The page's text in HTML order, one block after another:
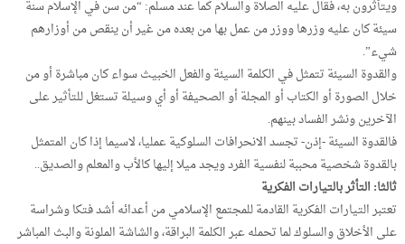
ويتأثرون به، فقال عليه الصلاة والسلام كما عند مسلم: “من سن في الإسلام سنة
سيئة كان عليه وزرها ووزر من عمل بها من بعده من غير أن ينقص من أوزارهم
شيء”.
والقدوة السيئة تتمثل في الكلمة السيئة والفعل الخبيث سواء كان مباشرة أو من
خلال الصورة أو الكتاب أو المجلة أو الصحيفة أو أي وسيلة تستغل للتأثير على
الآخرين ونشر الفساد بينهم.
فالقدوة السيئة -إذن- تجسد الانحرافات السلوكية عمليا، لاسيما إذا كان المتمثل
بالقدوة شخصية محببة لنفسية الفرد ويجد ميلا إليها كالأب والمعلم والصديق..
ثالثا: التأثر بالتيارات الفكرية
تعتبر التيارات الفكرية القادمة للمجتمع الإسلامي من أعدائه أشد فتكا وشراسة
على الأخلاق والسلوك لما تحمله عبر الكلمة البراقة، والشاشة الملونة والبث المباشر